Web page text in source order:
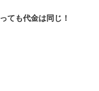
ても代金は同じ！